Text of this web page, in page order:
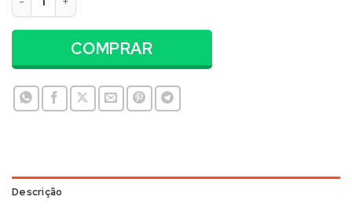
COMPRAR
Descrição